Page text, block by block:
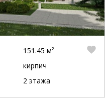
151.45 м²
кирпич
2 этажа